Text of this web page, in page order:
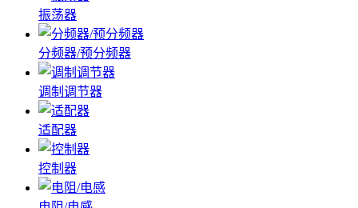
振荡器
分频器/预分频器
调制调节器
适配器
控制器